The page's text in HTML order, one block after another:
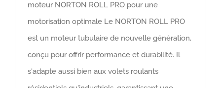
moteur NORTON ROLL PRO pour une
motorisation optimale Le NORTON ROLL PRO
est un moteur tubulaire de nouvelle génération,
conçu pour offrir performance et durabilité. Il
s'adapte aussi bien aux volets roulants